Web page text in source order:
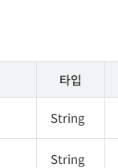
타입
String
String